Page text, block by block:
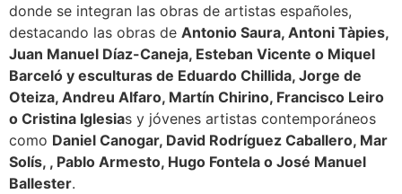
donde se integran las obras de artistas españoles,
destacando las obras de Antonio Saura, Antoni Tàpies,
Juan Manuel Díaz-Caneja, Esteban Vicente o Miquel
Barceló y esculturas de Eduardo Chillida, Jorge de
Oteiza, Andreu Alfaro, Martín Chirino, Francisco Leiro
o Cristina Iglesias y jóvenes artistas contemporáneos
como Daniel Canogar, David Rodríguez Caballero, Mar
Solís, , Pablo Armesto, Hugo Fontela o José Manuel
Ballester.